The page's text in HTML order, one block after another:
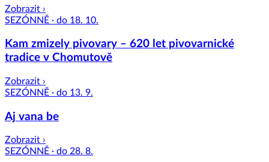
Zobrazit ›
SEZÓNNĚ · do 18. 10.
Kam zmizely pivovary – 620 let pivovarnické
tradice v Chomutově
Zobrazit ›
SEZÓNNĚ · do 13. 9.
Aj vana be
Zobrazit ›
SEZÓNNĚ · do 28. 8.